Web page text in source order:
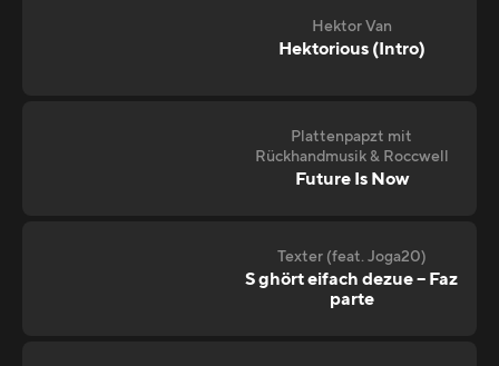
Hektor Van
Hektorious (Intro)
Plattenpapzt mit
Rückhandmusik & Roccwell
Future Is Now
Texter (feat. Joga20)
S ghört eifach dezue – Faz
parte